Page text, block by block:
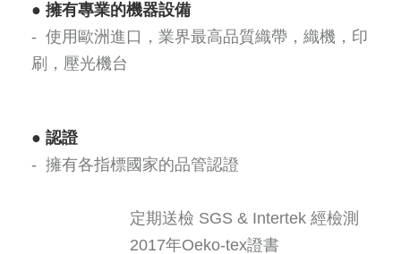
● 擁有專業的機器設備
- 使用歐洲進口，業界最高品質織帶，織機，印
刷，壓光機台
● 認證
- 擁有各指標國家的品管認證
定期送檢 SGS & Intertek 經檢測
2017年Oeko-tex證書